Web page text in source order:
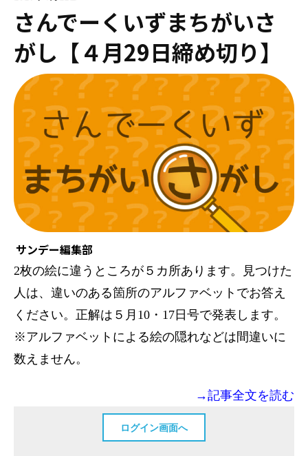
さんでーくいずまちがいさ
がし【４月29日締め切り】
サンデー編集部
2枚の絵に違うところが５カ所あります。見つけた
人は、違いのある箇所のアルファベットでお答え
ください。正解は５月10・17日号で発表します。
※アルファベットによる絵の隠れなどは間違いに
数えません。
→記事全文を読む
ログイン画面へ